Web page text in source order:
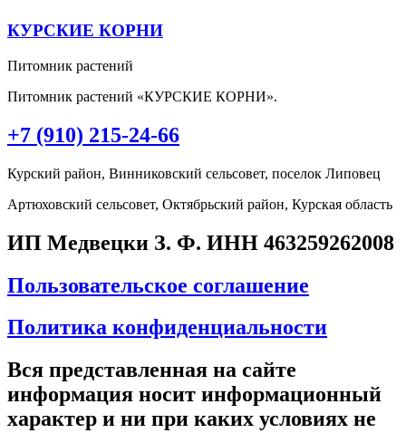
КУРСКИЕ КОРНИ
Питомник растений
Питомник растений «КУРСКИЕ КОРНИ».
+7 (910) 215-24-66
Курский район, Винниковский сельсовет, поселок Липовец
Артюховский сельсовет, Октябрьский район, Курская область
ИП Медвецки З. Ф. ИНН 463259262008
Пользовательское соглашение
Политика конфиденциальности
Вся представленная на сайте
информация носит информационный
характер и ни при каких условиях не